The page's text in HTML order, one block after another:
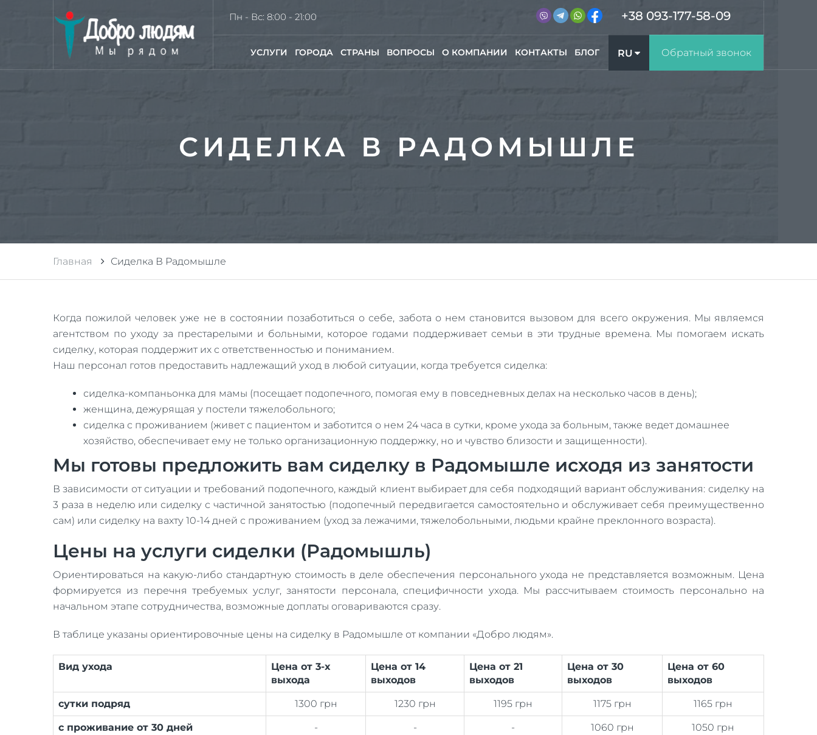
УСЛУГИ ГОРОДА СТРАНЫ ВОПРОСЫ О КОМПАНИИ КОНТАКТЫ БЛОГ RU Обратный звонок
+38 093-177-58-09
Пн - Вс: 8:00 - 21:00
СИДЕЛКА В РАДОМЫШЛЕ
Главная Сиделка В Радомышле
Когда пожилой человек уже не в состоянии позаботиться о себе, забота о нем становится вызовом для всего окружения. Мы являемся
агентством по уходу за престарелыми и больными, которое годами поддерживает семьи в эти трудные времена. Мы помогаем искать
сиделку, которая поддержит их с ответственностью и пониманием.
Наш персонал готов предоставить надлежащий уход в любой ситуации, когда требуется сиделка:
сиделка-компаньонка для мамы (посещает подопечного, помогая ему в повседневных делах на несколько часов в день);
женщина, дежурящая у постели тяжелобольного;
сиделка с проживанием (живет с пациентом и заботится о нем 24 часа в сутки, кроме ухода за больным, также ведет домашнее
хозяйство, обеспечивает ему не только организационную поддержку, но и чувство близости и защищенности).
Мы готовы предложить вам сиделку в Радомышле исходя из занятости
В зависимости от ситуации и требований подопечного, каждый клиент выбирает для себя подходящий вариант обслуживания: сиделку на
3 раза в неделю или сиделку с частичной занятостью (подопечный передвигается самостоятельно и обслуживает себя преимущественно
сам) или сиделку на вахту 10-14 дней с проживанием (уход за лежачими, тяжелобольными, людьми крайне преклонного возраста).
Цены на услуги сиделки (Радомышль)
Ориентироваться на какую-либо стандартную стоимость в деле обеспечения персонального ухода не представляется возможным. Цена
формируется из перечня требуемых услуг, занятости персонала, специфичности ухода. Мы рассчитываем стоимость персонально на
начальном этапе сотрудничества, возможные доплаты оговариваются сразу.
В таблице указаны ориентировочные цены на сиделку в Радомышле от компании «Добро людям».
Вид ухода
Цена от 3-х
выхода
Цена от 14
выходов
Цена от 21
выходов
Цена от 30
выходов
Цена от 60
выходов
сутки подряд 1300 грн 1230 грн 1195 грн 1175 грн 1165 грн
с проживание от 30 дней - - - 1060 грн 1050 грн